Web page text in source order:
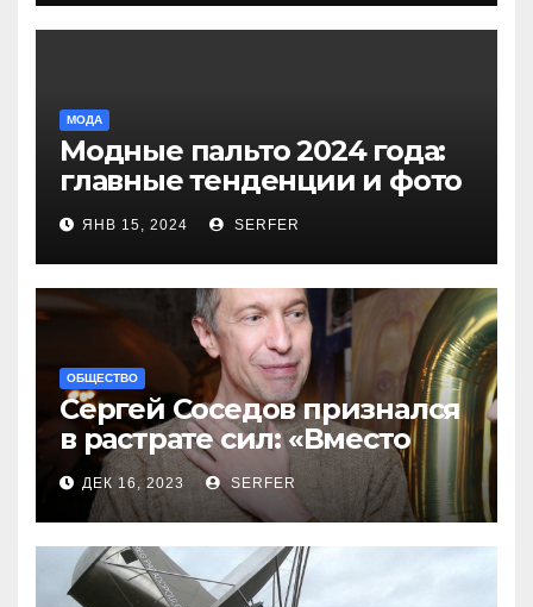
МОДА
Модные пальто 2024 года:
главные тенденции и фото
новинок
ЯНВ 15, 2024 SERFER
ОБЩЕСТВО
Сергей Соседов признался
в растрате сил: «Вместо
меня взяли Пригожина»
ДЕК 16, 2023 SERFER